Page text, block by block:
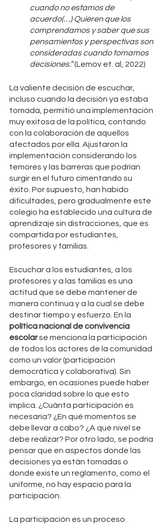
cuando no estamos de
acuerdo(…) Quieren que los
comprendamos y saber que sus
pensamientos y perspectivas son
consideradas cuando tomamos
decisiones.” (Lemov et. al, 2022)
La valiente decisión de escuchar,
incluso cuando la decisión ya estaba
tomada, permitió una implementación
muy exitosa de la política, contando
con la colaboración de aquellos
afectados por ella. Ajustaron la
implementación considerando los
temores y las barreras que podrían
surgir en el futuro cimentando su
éxito. Por supuesto, han habido
dificultades, pero gradualmente este
colegio ha establecido una cultura de
aprendizaje sin distracciones, que es
compartida por estudiantes,
profesores y familias.
Escuchar a los estudiantes, a los
profesores y a las familias es una
actitud que se debe mantener de
manera continua y a la cual se debe
destinar tiempo y esfuerzo. En la
política nacional de convivencia
escolar se menciona la participación
de todos los actores de la comunidad
como un valor (participación
democrática y colaborativa). Sin
embargo, en ocasiones puede haber
poca claridad sobre lo que esto
implica. ¿Cuánta participación es
necesaria? ¿En qué momentos se
debe llevar a cabo? ¿A qué nivel se
debe realizar? Por otro lado, se podría
pensar que en aspectos donde las
decisiones ya están tomadas o
donde existe un reglamento, como el
uniforme, no hay espacio para la
participación.
La participación es un proceso